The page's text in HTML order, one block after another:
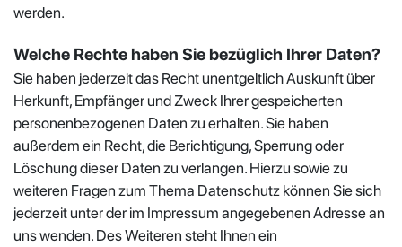
werden.
Welche Rechte haben Sie bezüglich Ihrer Daten?
Sie haben jederzeit das Recht unentgeltlich Auskunft über
Herkunft, Empfänger und Zweck Ihrer gespeicherten
personenbezogenen Daten zu erhalten. Sie haben
außerdem ein Recht, die Berichtigung, Sperrung oder
Löschung dieser Daten zu verlangen. Hierzu sowie zu
weiteren Fragen zum Thema Datenschutz können Sie sich
jederzeit unter der im Impressum angegebenen Adresse an
uns wenden. Des Weiteren steht Ihnen ein